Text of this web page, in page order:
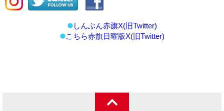
しんぶん赤旗X(旧Twitter)
こちら赤旗日曜版X(旧Twitter)